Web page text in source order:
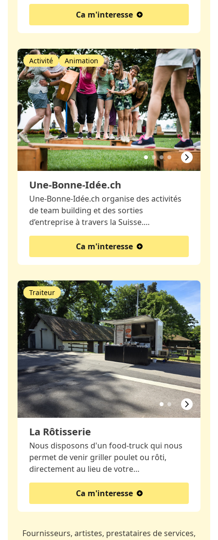
Ca m'interesse
Une-Bonne-Idée.ch
Activité Animation
Une-Bonne-Idée.ch organise des activités
de team building et des sorties
d’entreprise à travers la Suisse.…
Ca m'interesse
La Rôtisserie
Traiteur
Nous disposons d'un food-truck qui nous
permet de venir griller poulet ou rôti,
directement au lieu de votre…
Ca m'interesse
Fournisseurs, artistes, prestataires de services,